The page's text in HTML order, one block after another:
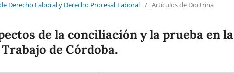
Derecho Laboral y Derecho Procesal Laboral / Artículos de Doctrina
de la conciliación y la prueba en la
de Córdoba.